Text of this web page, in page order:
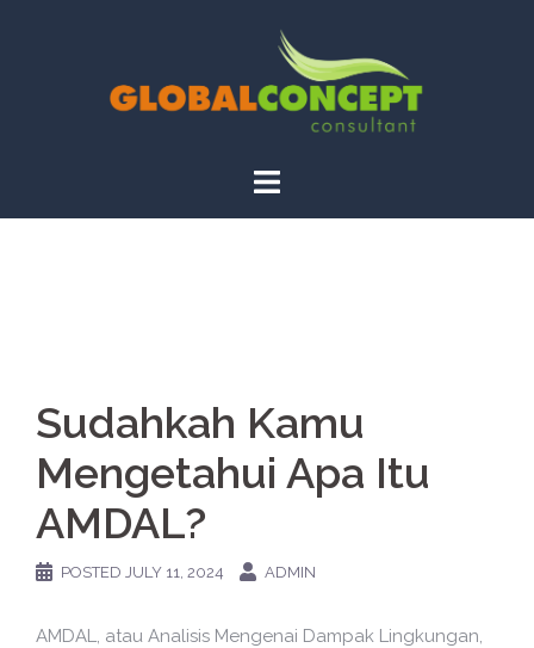
Sudahkah Kamu
Mengetahui Apa Itu
AMDAL?
POSTED JULY 11, 2024 ADMIN
AMDAL, atau Analisis Mengenai Dampak Lingkungan,